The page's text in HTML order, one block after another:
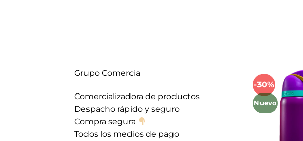
Grupo Comercia
Comercializadora de productos
Despacho rápido y seguro
Compra segura
Todos los medios de pago
-30%
Nuevo